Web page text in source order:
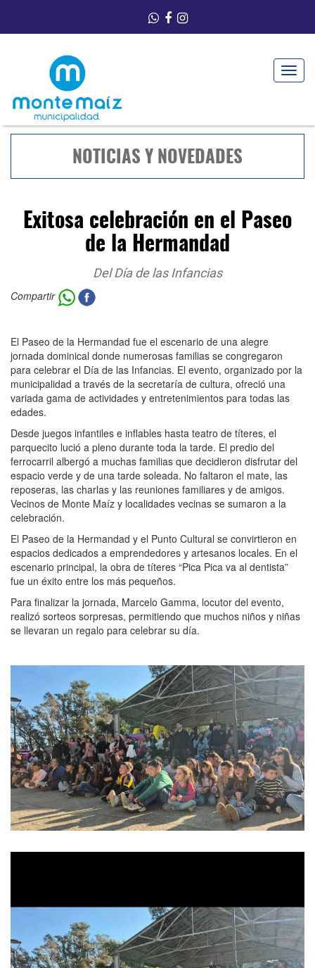
Toggle
NOTICIAS Y NOVEDADES
Exitosa celebración en el Paseo
de la Hermandad
Del Día de las Infancias
Compartir
El Paseo de la Hermandad fue el escenario de una alegre
jornada dominical donde numerosas familias se congregaron
para celebrar el Día de las Infancias. El evento, organizado por la
municipalidad a través de la secretaría de cultura, ofreció una
variada gama de actividades y entretenimientos para todas las
edades.
Desde juegos infantiles e inflables hasta teatro de títeres, el
parquecito lució a pleno durante toda la tarde. El predio del
ferrocarril albergó a muchas familias que decidieron disfrutar del
espacio verde y de una tarde soleada. No faltaron el mate, las
reposeras, las charlas y las reuniones familiares y de amigos.
Vecinos de Monte Maíz y localidades vecinas se sumaron a la
celebración.
El Paseo de la Hermandad y el Punto Cultural se convirtieron en
espacios dedicados a emprendedores y artesanos locales. En el
escenario principal, la obra de títeres “Pica Pica va al dentista”
fue un éxito entre los más pequeños.
Para finalizar la jornada, Marcelo Gamma, locutor del evento,
realizó sorteos sorpresas, permitiendo que muchos niños y niñas
se llevaran un regalo para celebrar su día.